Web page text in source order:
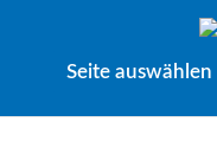
Seite auswählen